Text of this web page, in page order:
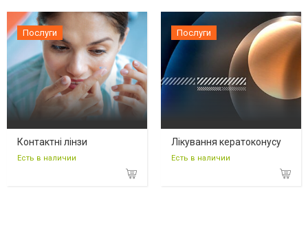
Послуги
Контактні лінзи
Есть в наличии
Послуги
Лікування кератоконусу
Есть в наличии